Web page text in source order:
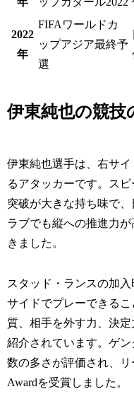
2022
年
FIFAワールドカ
ップアジア最終予
選
伊東純也の競技
伊東純也選手は、右サ
るアタッカーです。ス
突破が大きな持ち味で
ラブでも縦への推進力
きました。
スタッド・ランスの加
サイドでプレーできる
質、相手を外す力、決
紹介されています。ゲン
数の多さが評価され、リ
Awardを受賞しました。